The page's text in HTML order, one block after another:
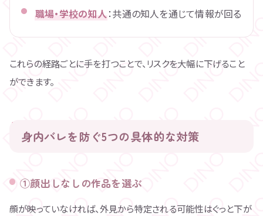
職場・学校の知人：共通の知人を通じて情報が回る
これらの経路ごとに手を打つことで、リスクを大幅に下げること
ができます。
身内バレを防ぐ5つの具体的な対策
①顔出しなしの作品を選ぶ
顔が映っていなければ、外見から特定される可能性はぐっと下が